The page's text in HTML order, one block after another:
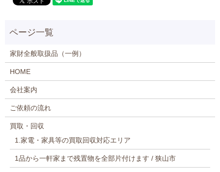
家財全般取扱品（一例）
HOME
会社案内
ご依頼の流れ
買取・回収
1.家電・家具等の買取回収対応エリア
1品から一軒家まで残置物を全部片付けます / 狭山市